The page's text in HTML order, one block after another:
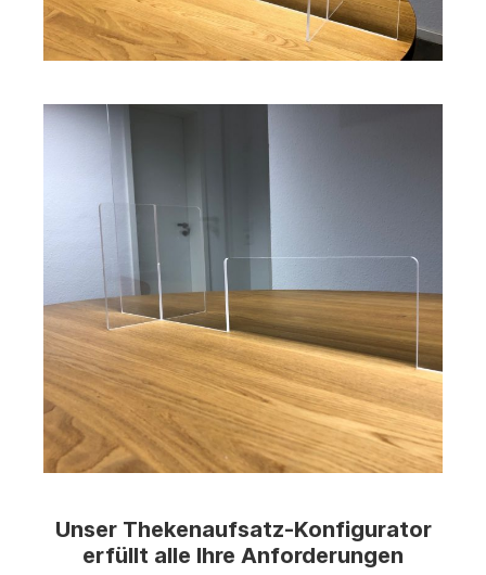
Unser Thekenaufsatz-Konfigurator
erfüllt alle Ihre Anforderungen